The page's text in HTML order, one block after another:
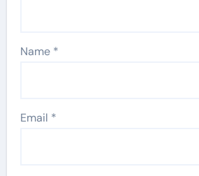
Name *
Email *